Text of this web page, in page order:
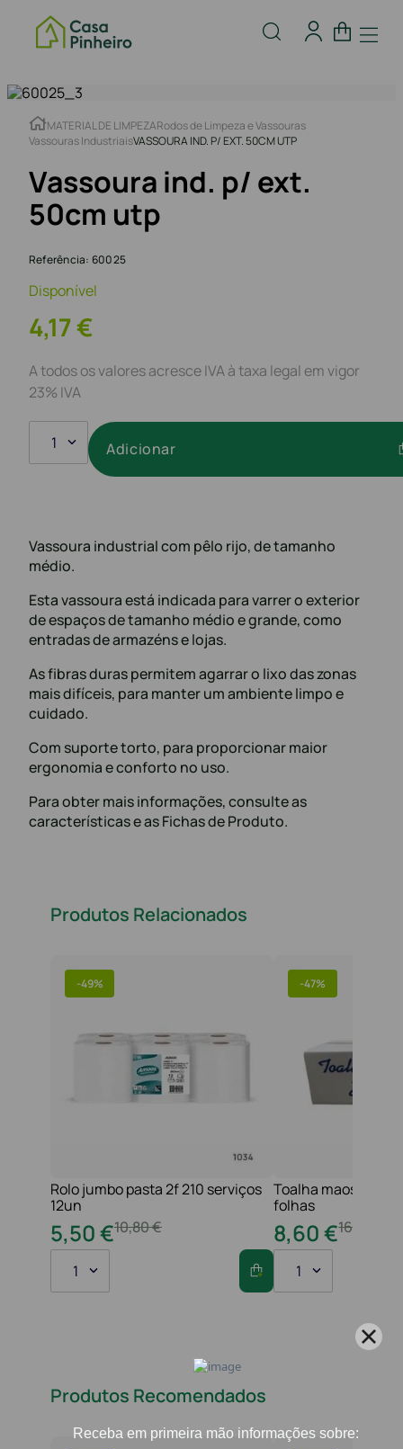
MATERIAL DE LIMPEZARodos de Limpeza e Vassouras
Vassouras IndustriaisVASSOURA IND. P/ EXT. 50CM UTP
Vassoura ind. p/ ext.
50cm utp
Referência: 60025
Disponível
4,17€
A todos os valores acresce IVA à taxa legal em vigor
23% IVA
1 Adicionar
Vassoura industrial com pêlo rijo, de tamanho
médio.
Esta vassoura está indicada para varrer o exterior
de espaços de tamanho médio e grande, como
entradas de armazéns e lojas.
As fibras duras permitem agarrar o lixo das zonas
mais difíceis, para manter um ambiente limpo e
cuidado.
Com suporte torto, para proporcionar maior
ergonomia e conforto no uso.
Para obter mais informações, consulte as
características e as Fichas de Produto.
Produtos Relacionados
-49%
Rolo jumbo pasta 2f 210 serviços
12un
10,80€
5,50€
1
-47%
Toalha maos 2f
folhas
16
8,60€
1
Produtos Recomendados